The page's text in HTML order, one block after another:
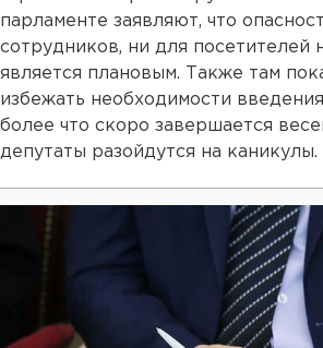
парламенте заявляют, что
сотрудников, ни для посетителей
является плановым. Также там
избежать необходимости
более что скоро завершается
депутаты разойдутся на каникулы.